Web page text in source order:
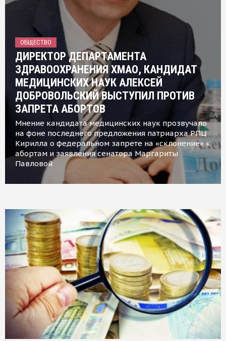
ОБЩЕСТВО
ДИРЕКТОР ДЕПАРТАМЕНТА
ЗДРАВООХРАНЕНИЯ ХМАО, КАНДИДАТ
МЕДИЦИНСКИХ НАУК АЛЕКСЕЙ
ДОБРОВОЛЬСКИЙ ВЫСТУПИЛ ПРОТИВ
ЗАПРЕТА АБОРТОВ
Мнение кандидата медицинских наук прозвучало
на фоне последнего предложения патриарха РПЦ
Кирилла о федеральном запрете на «склонение» к
абортам и заявления сенатора Маргариты
Павловой